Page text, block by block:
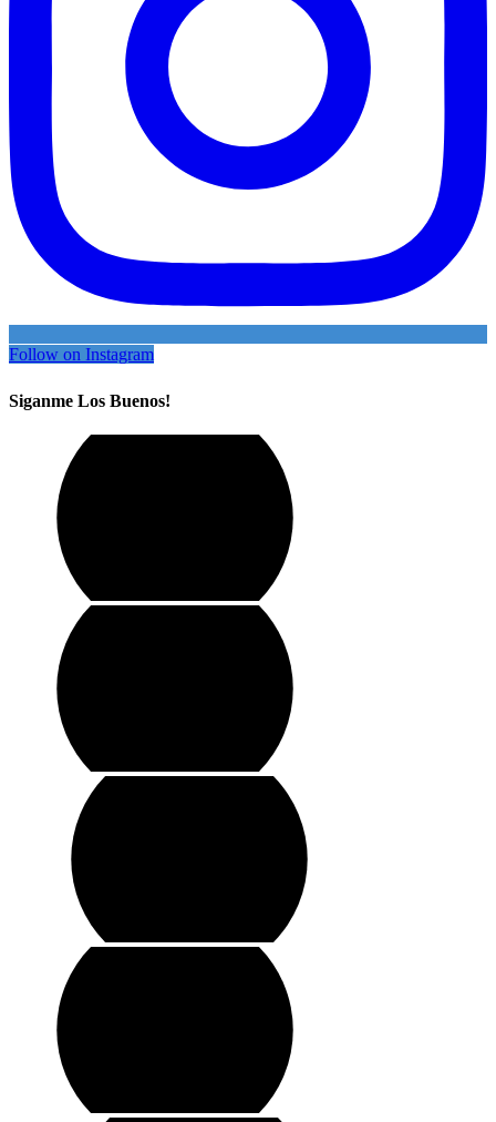
Follow on Instagram
Siganme Los Buenos!